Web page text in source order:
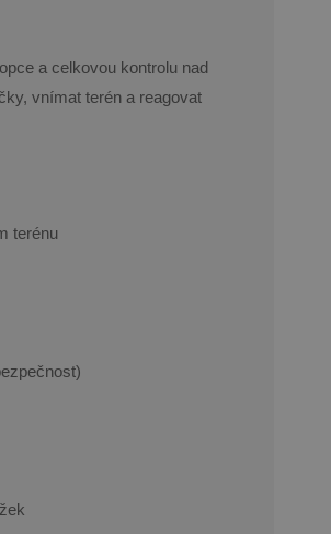
a celkovou kontrolu nad
vnímat terén a reagovat
terénu